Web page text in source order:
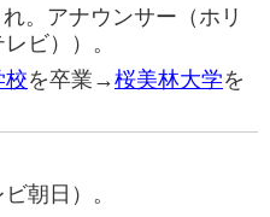
。アナウンサー（ホリ
ビ））。
校を卒業→桜美林大学を
朝日）。